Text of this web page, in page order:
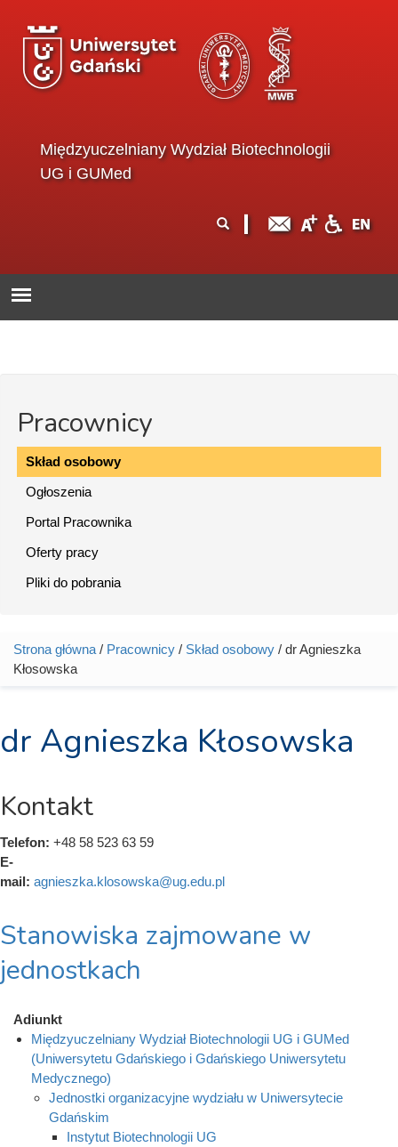
Międzyuczelniany Wydział Biotechnologii
UG i GUMed
wyszukiwania
Pracownicy
Skład osobowy
Ogłoszenia
Portal Pracownika
Oferty pracy
Pliki do pobrania
Jesteś tutaj
Strona główna / Pracownicy / Skład osobowy / dr Agnieszka
Kłosowska
dr Agnieszka Kłosowska
Kontakt
Telefon: +48 58 523 63 59
E-
mail: agnieszka.klosowska@ug.edu.pl
Stanowiska zajmowane w
jednostkach
Adiunkt
Międzyuczelniany Wydział Biotechnologii UG i GUMed
(Uniwersytetu Gdańskiego i Gdańskiego Uniwersytetu
Medycznego)
Jednostki organizacyjne wydziału w Uniwersytecie
Gdańskim
Instytut Biotechnologii UG